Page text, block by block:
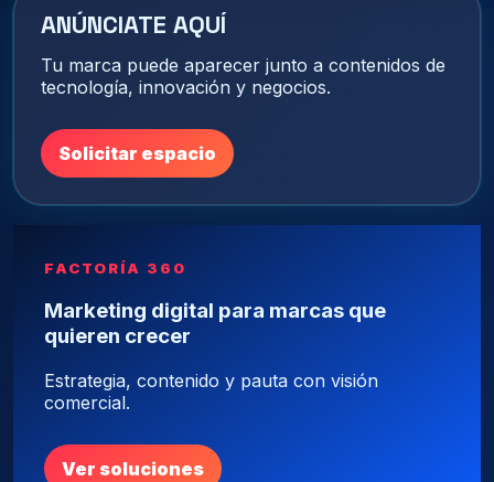
ANÚNCIATE AQUÍ
Tu marca puede aparecer junto a contenidos de
tecnología, innovación y negocios.
Solicitar espacio
FACTORÍA 360
Marketing digital para marcas que
quieren crecer
Estrategia, contenido y pauta con visión
comercial.
Ver soluciones